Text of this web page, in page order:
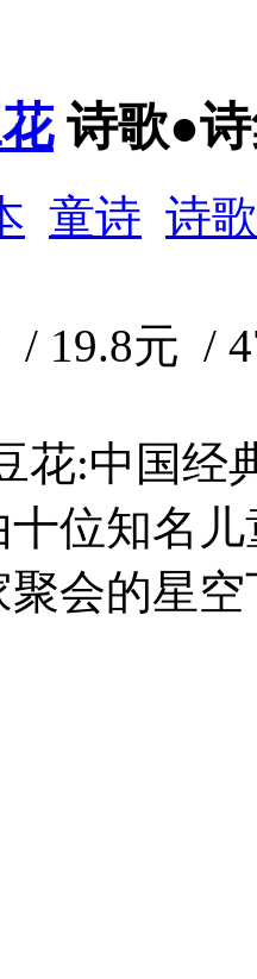
诗歌●
童诗 诗歌
19.8元 /
花:中国
位知名
聚会的星